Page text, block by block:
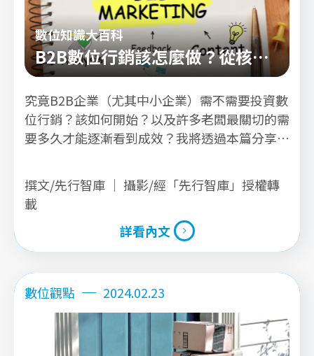
數位知識大百科
B2B數位行銷該怎麼做？從核心
觀念、3大數位行銷方式、最該
投資哪些數位工具到如何配置公
司資源一次解析
究竟B2B企業（尤其中小企業）需不需要投資數
位行銷？該如何開始？以及許多老闆最關切的需
要多久才能逐漸看到成效？我將透過本篇分享我
後過程。
撰文/先行智庫 ｜ 攝影/經「先行智庫」授權轉
載
詳看內文
數位觀點
2024.02.23